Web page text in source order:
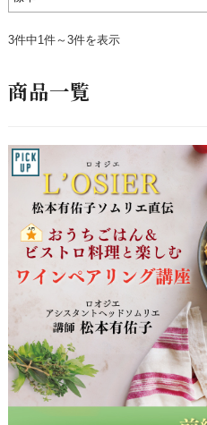
3件中1件～3件を表示
商品一覧